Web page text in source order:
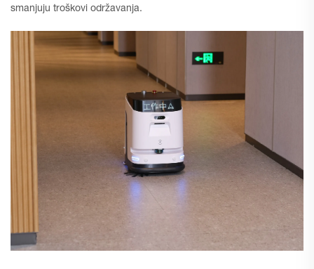
smanjuju troškovi održavanja.